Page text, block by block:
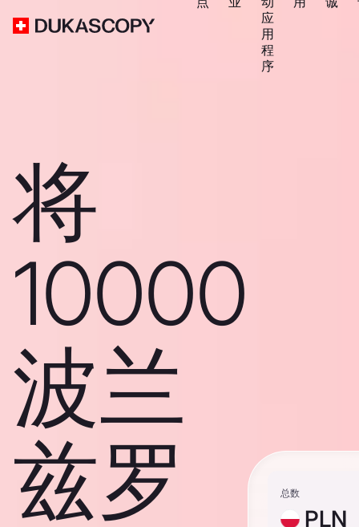
应
用
程
序
将
10000
波兰
兹罗
总数
PLN